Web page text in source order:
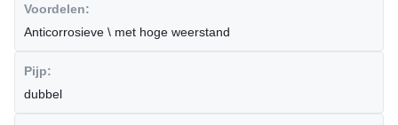
Voordelen:
Anticorrosieve \ met hoge weerstand
Pijp:
dubbel